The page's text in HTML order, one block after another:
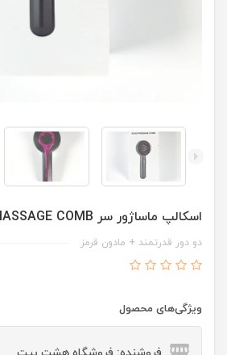
اسکالپ ماساژور سر SCALP MASSAGE COMB
دو دور قدرتمند + مادون قرمز
ویژگی‌های محصول